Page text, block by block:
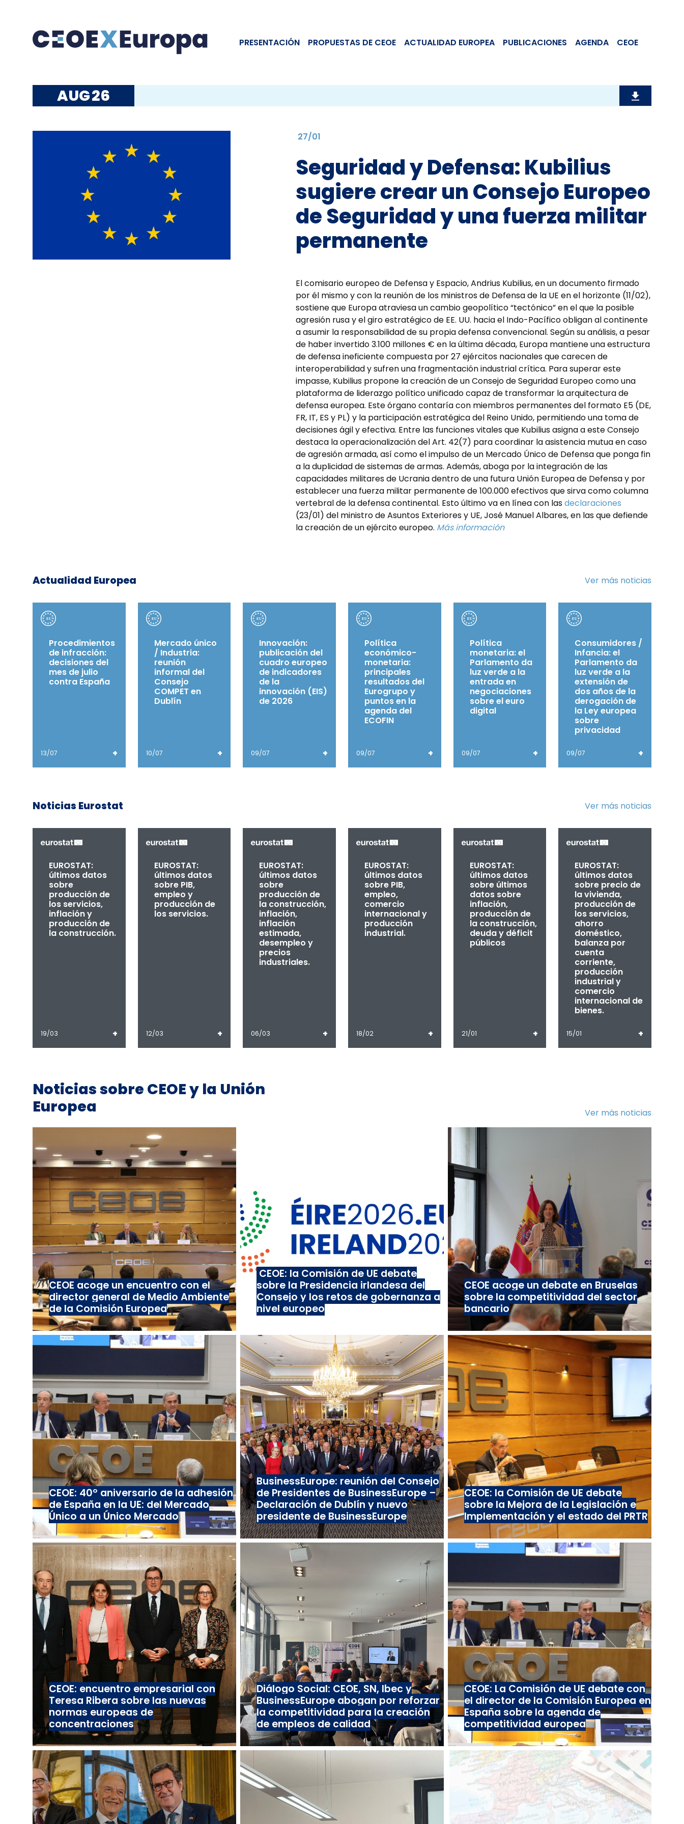
PRESENTACIÓN PROPUESTAS DE CEOE ACTUALIDAD EUROPEA PUBLICACIONES AGENDA CEOE
AUG26
27/01
Seguridad y Defensa: Kubilius
sugiere crear un Consejo Europeo
de Seguridad y una fuerza militar
permanente
El comisario europeo de Defensa y Espacio, Andrius Kubilius, en un documento firmado
por él mismo y con la reunión de los ministros de Defensa de la UE en el horizonte (11/02),
sostiene que Europa atraviesa un cambio geopolítico “tectónico” en el que la posible
agresión rusa y el giro estratégico de EE. UU. hacia el Indo-Pacífico obligan al continente
a asumir la responsabilidad de su propia defensa convencional. Según su análisis, a pesar
de haber invertido 3.100 millones € en la última década, Europa mantiene una estructura
de defensa ineficiente compuesta por 27 ejércitos nacionales que carecen de
interoperabilidad y sufren una fragmentación industrial crítica. Para superar este
impasse, Kubilius propone la creación de un Consejo de Seguridad Europeo como una
plataforma de liderazgo político unificado capaz de transformar la arquitectura de
defensa europea. Este órgano contaría con miembros permanentes del formato E5 (DE,
FR, IT, ES y PL) y la participación estratégica del Reino Unido, permitiendo una toma de
decisiones ágil y efectiva. Entre las funciones vitales que Kubilius asigna a este Consejo
destaca la operacionalización del Art. 42(7) para coordinar la asistencia mutua en caso
de agresión armada, así como el impulso de un Mercado Único de Defensa que ponga fin
a la duplicidad de sistemas de armas. Además, aboga por la integración de las
capacidades militares de Ucrania dentro de una futura Unión Europea de Defensa y por
establecer una fuerza militar permanente de 100.000 efectivos que sirva como columna
vertebral de la defensa continental. Esto último va en línea con lasdeclaraciones
(23/01) del ministro de Asuntos Exteriores y UE, José Manuel Albares, en las que defiende
la creación de un ejército europeo. Más información
Actualidad Europea Ver más noticias
Procedimientos
de infracción:
decisiones del
mes de julio
contra España
13/07 +
Mercado único
/ Industria:
reunión
informal del
Consejo
COMPET en
Dublín
10/07 +
Innovación:
publicación del
cuadro europeo
de indicadores
de la
innovación (EIS)
de 2026
09/07 +
Política
económico-
monetaria:
principales
resultados del
Eurogrupo y
puntos en la
agenda del
ECOFIN
09/07 +
Política
monetaria: el
Parlamento da
luz verde a la
entrada en
negociaciones
sobre el euro
digital
09/07 +
Consumidores /
Infancia: el
Parlamento da
luz verde a la
extensión de
dos años de la
derogación de
la Ley europea
sobre
privacidad
09/07 +
Noticias Eurostat Ver más noticias
EUROSTAT:
últimos datos
sobre
producción de
los servicios,
inflación y
producción de
la construcción.
19/03 +
EUROSTAT:
últimos datos
sobre PIB,
empleo y
producción de
los servicios.
12/03 +
EUROSTAT:
últimos datos
sobre
producción de
la construcción,
inflación,
inflación
estimada,
desempleo y
precios
industriales.
06/03 +
EUROSTAT:
últimos datos
sobre PIB,
empleo,
comercio
internacional y
producción
industrial.
18/02 +
EUROSTAT:
últimos datos
sobre últimos
datos sobre
inflación,
producción de
la construcción,
deuda y déficit
públicos
21/01 +
EUROSTAT:
últimos datos
sobre precio de
la vivienda,
producción de
los servicios,
ahorro
doméstico,
balanza por
cuenta
corriente,
producción
industrial y
comercio
internacional de
bienes.
15/01 +
Noticias sobre CEOE y la Unión
Europea
Ver más noticias
CEOE acoge un encuentro con el
director general de Medio Ambiente
de la Comisión Europea
CEOE: la Comisión de UE debate
sobre la Presidencia irlandesa del
Consejo y los retos de gobernanza a
nivel europeo
CEOE acoge un debate en Bruselas
sobre la competitividad del sector
bancario
CEOE: 40º aniversario de la adhesión
de España en la UE: del Mercado
Único a un Único Mercado
BusinessEurope: reunión del Consejo
de Presidentes de BusinessEurope –
Declaración de Dublín y nuevo
presidente de BusinessEurope
CEOE: la Comisión de UE debate
sobre la Mejora de la Legislación e
Implementación y el estado del PRTR
CEOE: encuentro empresarial con
Teresa Ribera sobre las nuevas
normas europeas de
concentraciones
Diálogo Social: CEOE, SN, Ibec y
BusinessEurope abogan por reforzar
la competitividad para la creación
de empleos de calidad
CEOE: La Comisión de UE debate con
el director de la Comisión Europea en
España sobre la agenda de
competitividad europea